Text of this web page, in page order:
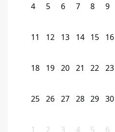
4 5 6 7 8 9
11 12 13 14 15 16
18 19 20 21 22 23
25 26 27 28 29 30
1 2 3 4 5 6